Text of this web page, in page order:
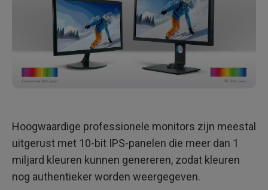
Hoogwaardige professionele monitors zijn meestal
uitgerust met 10-bit IPS-panelen die meer dan 1
miljard kleuren kunnen genereren, zodat kleuren
nog authentieker worden weergegeven.